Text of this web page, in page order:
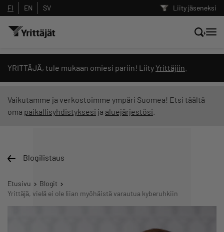
Liity jäseneksi
FI EN SV
YRITTÄJÄ, tule mukaan omiesi pariin! Liity Yrittäjiin
Vaikutamme ja verkostoimme ympäri Suomea! Etsi täältä
oma paikallisyhdistyksesi ja aluejärjestösi
Blogilistaus
Etusivu
Blogit
Yrittäjä, vielä ei ole liian myöhäistä varautua kyberuhkiin
Hae sivustolta tai kysy suoraan
Yrittäjien tekoälyltä
Suodata hakutuloksia: näytä kaikki sisältö